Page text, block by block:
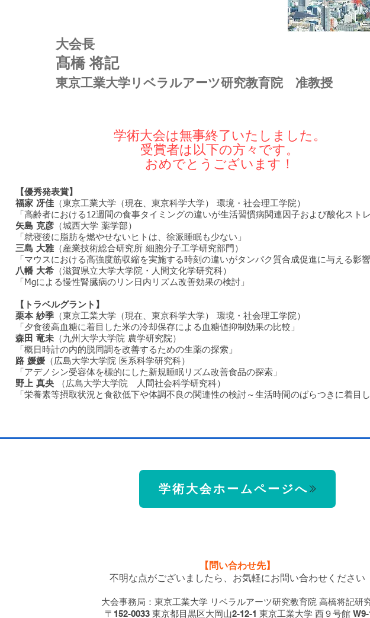
大会長
髙橋 将記
東京工業大学リベラルアーツ研究教育院​ 准教授
学術大会は無事終了いたしました。
受賞者は以下の方々です。
おめでとうございます！
【優秀発表賞】
福家 冴佳 （東京工業大学（現在、東京科学大学） 環境・社会理工学院）
「高齢者における12週間の食事タイミングの違いが生活習慣病関連因子および酸化スト
矢島 克彦 （城西大学 薬学部）
「就寝後に脂肪を燃やせないヒトは、徐派睡眠も少ない」
三島 大雅（産業技術総合研究所 細胞分子工学研究部門）
「マウスにおける高強度筋収縮を実施する時刻の違いがタンパク質合成促進に与える影
八幡 大希 （滋賀県立大学大学院・人間文化学研究科）
「Mgによる慢性腎臓病のリン日内リズム改善効果の検討」
【トラベルグラント】
栗本 紗季 （東京工業大学（現在、東京科学大学） 環境・社会理工学院）
「夕食後高血糖に着目した米の冷却保存による血糖値抑制効果の比較」
森田 竜未 （九州大学大学院 農学研究院）
「概日時計の内的脱同調を改善するための生薬の探索」
路 媛媛 （広島大学大学院 医系科学研究科）
「アデノシン受容体を標的にした新規睡眠リズム改善食品の探索」
野上 真央 （広島大学大学院 人間社会科学研究科）
「栄養素等摂取状況と食欲低下や体調不良の関連性の検討～生活時間のばらつきに着目
学術大会ホームページへ
【問い合わせ先】
不明な点がございましたら、お気軽にお問い合わせください
大会事務局：東京工業大学 リベラルアーツ研究教育院 高橋将記研
〒152-0033 東京都目黒区大岡山2-12-1 東京工業大学 西９号館